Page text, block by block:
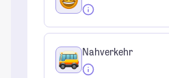
Nahverkehr